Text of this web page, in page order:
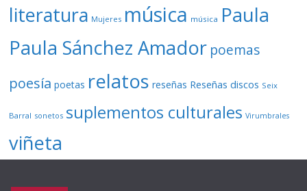
literatura Mujeres música música Paula
Paula Sánchez Amador poemas
poesía poetas relatos reseñas Reseñas discos Seix
Barral sonetos suplementos culturales Virumbrales
viñeta